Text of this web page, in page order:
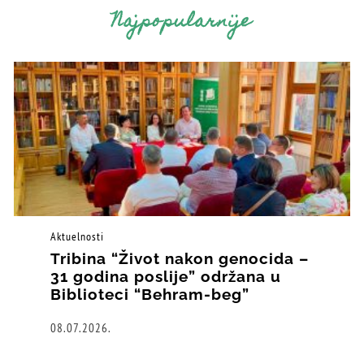
Najpopularnije
Aktuelnosti
Tribina “Život nakon genocida –
31 godina poslije” održana u
Biblioteci “Behram-beg”
08.07.2026.